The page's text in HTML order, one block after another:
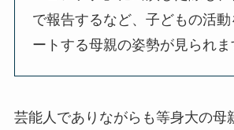
で報告するなど、子どもの活
ートする母親の姿勢が見られま
芸能人でありながらも等身大の母